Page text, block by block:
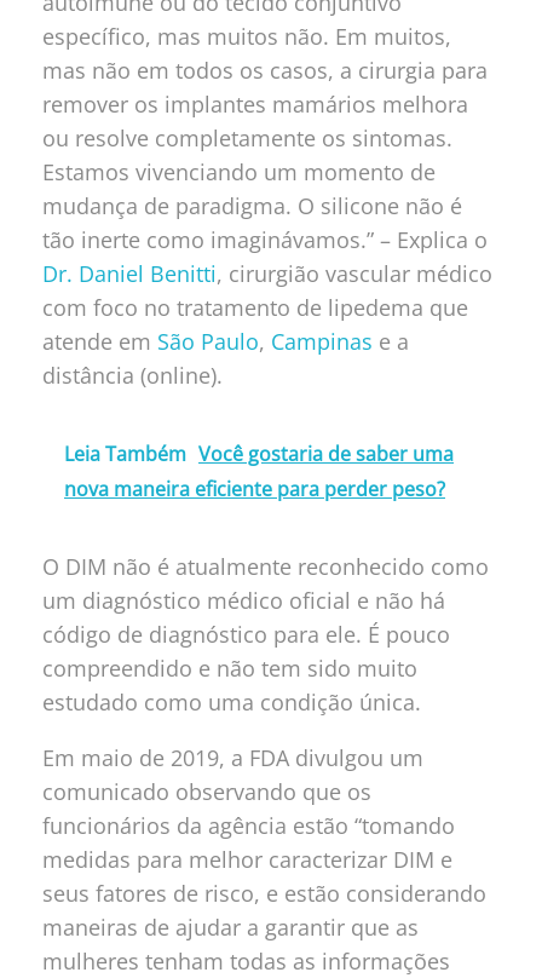
específico, mas muitos não. Em muitos,
mas não em todos os casos, a cirurgia para
remover os implantes mamários melhora
ou resolve completamente os sintomas.
Estamos vivenciando um momento de
mudança de paradigma. O silicone não é
tão inerte como imaginávamos.” – Explica o
Dr. Daniel Benitti, cirurgião vascular médico
com foco no tratamento de lipedema que
atende em São Paulo, Campinas e a
distância (online).
Leia Também Você gostaria de saber uma
nova maneira eficiente para perder peso?
O DIM não é atualmente reconhecido como
um diagnóstico médico oficial e não há
código de diagnóstico para ele. É pouco
compreendido e não tem sido muito
estudado como uma condição única.
Em maio de 2019, a FDA divulgou um
comunicado observando que os
funcionários da agência estão “tomando
medidas para melhor caracterizar DIM e
seus fatores de risco, e estão considerando
maneiras de ajudar a garantir que as
mulheres tenham todas as informações